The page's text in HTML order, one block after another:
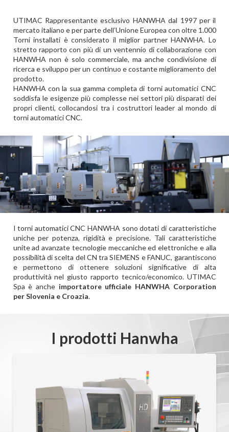
UTIMAC Rappresentante esclusivo HANWHA dal 1997 per il
mercato italiano e per parte dell’Unione Europea con oltre 1.000
Torni installati è considerato il miglior partner HANWHA. Lo
stretto rapporto con più di un ventennio di collaborazione con
HANWHA non è solo commerciale, ma anche condivisione di
ricerca e sviluppo per un continuo e costante miglioramento del
prodotto.
HANWHA con la sua gamma completa di torni automatici CNC
soddisfa le esigenze più complesse nei settori più disparati dei
propri clienti, collocandosi tra i costruttori leader al mondo di
torni automatici CNC.
I torni automatici CNC HANWHA sono dotati di caratteristiche
uniche per potenza, rigidità e precisione. Tali caratteristiche
unite ad avanzate tecnologie meccaniche ed elettroniche e alla
possibilità di scelta del CN tra SIEMENS e FANUC, garantiscono
e permettono di ottenere soluzioni significative di alta
produttività nel giusto rapporto tecnico/economico. UTIMAC
Spa è anche importatore ufficiale HANWHA Corporation
per Slovenia e Croazia.
I prodotti Hanwha